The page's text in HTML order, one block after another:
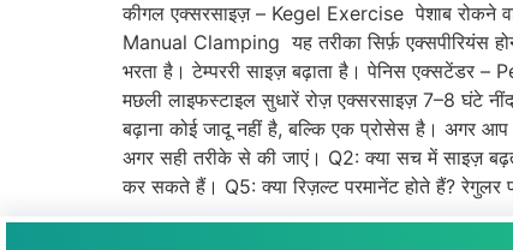
कीगल एक्सरसाइज़ – Kegel Exercise पेशाब रोकने
Manual Clamping यह तरीका सिर्फ़ एक्सपीरियंस
भरता है। टेम्पररी साइज़ बढ़ाता है। पेनिस एक्सटेंडर
मछली लाइफस्टाइल सुधारें रोज़ एक्सरसाइज़ 7–8 घंटे
बढ़ाना कोई जादू नहीं है, बल्कि एक प्रोसेस है। अगर
अगर सही तरीके से की जाएं। Q2: क्या सच में साइज़
कर सकते हैं। Q5: क्या रिज़ल्ट परमानेंट होते हैं?